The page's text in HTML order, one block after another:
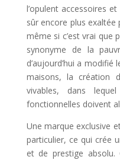
l’opulent accessoires
sûr encore plus exaltée
même si c’est vrai que
synonyme de la
d’aujourd’hui a modifié
maisons, la création
vivables, dans
fonctionnelles doivent
Une marque exclusive
particulier, ce qui crée
et de prestige